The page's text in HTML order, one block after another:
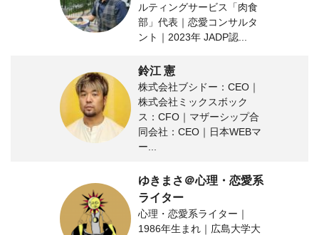
ルティングサービス「肉食
部」代表｜恋愛コンサルタ
ント｜2023年 JADP認...
鈴江 憲
株式会社ブシドー：CEO｜
株式会社ミックスボック
ス：CFO｜マザーシップ合
同会社：CEO｜日本WEBマ
ー...
ゆきまさ＠心理・恋愛系
ライター
心理・恋愛系ライター｜
1986年生まれ｜広島大学大